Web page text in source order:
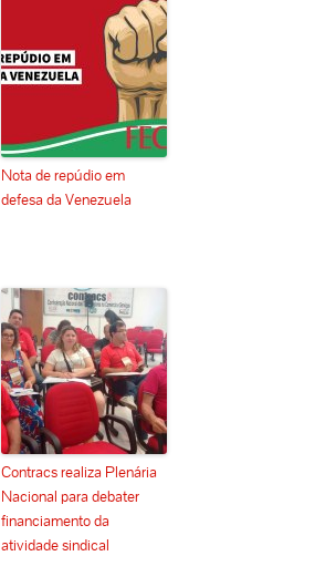
Nota de repúdio em
defesa da Venezuela
Contracs realiza Plenária
Nacional para debater
financiamento da
atividade sindical